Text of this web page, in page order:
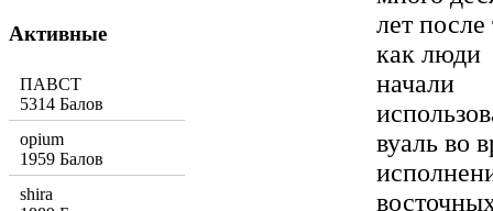
лет после
как люди
начали
вуаль во
Активные
ПАВСТ
5314 Балов
opium
1959 Балов
shira